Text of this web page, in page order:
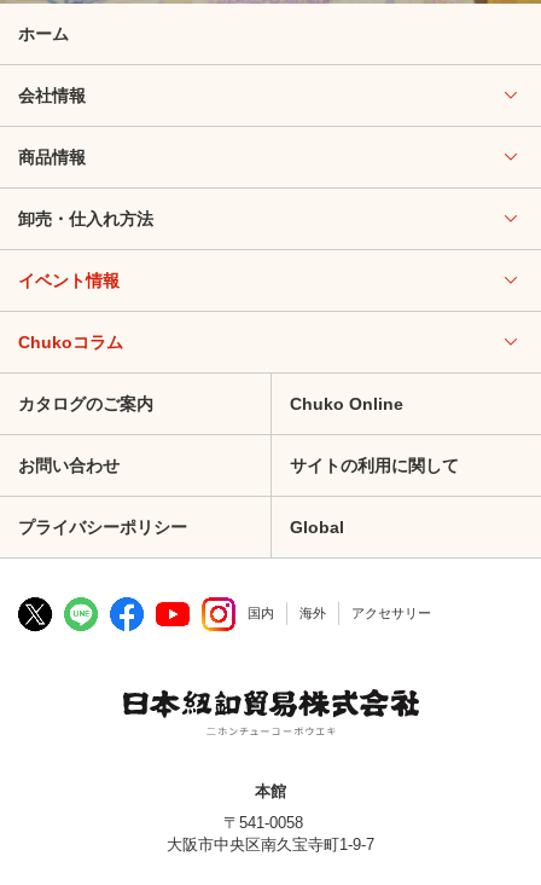
ホーム
会社情報
商品情報
卸売・仕入れ方法
イベント情報
Chukoコラム
カタログのご案内 Chuko Online
お問い合わせ サイトの利用に関して
プライバシーポリシー Global
国内 海外 アクセサリー
本館
〒541-0058
大阪市中央区南久宝寺町1-9-7